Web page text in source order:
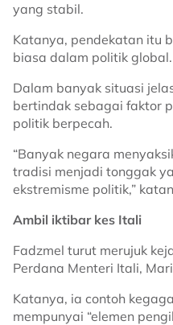
yang stabil.
Katanya, pendekatan itu
biasa dalam politik global.
Dalam banyak situasi
bertindak sebagai faktor
politik berpecah.
“Banyak negara
tradisi menjadi tonggak
ekstremisme politik,”
Ambil iktibar kes Itali
Fadzmel turut merujuk
Perdana Menteri Itali,
Katanya, ia contoh
mempunyai “elemen